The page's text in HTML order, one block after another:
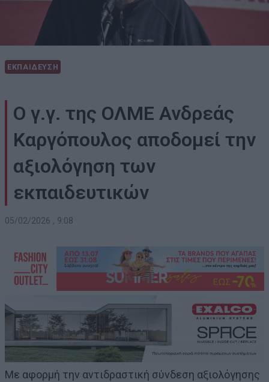
ΕΚΠΑΙΔΕΥΣΗ
Ο γ.γ. της ΟΛΜΕ Ανδρεάς
Καργόπουλος αποδομεί την
αξιολόγηση των
εκπαιδευτικών
05/02/2026 , 9:08
Με αφορμή την αντιδραστική σύνδεση αξιολόγησης